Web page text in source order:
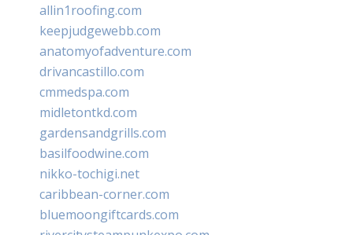
allin1roofing.com
keepjudgewebb.com
anatomyofadventure.com
drivancastillo.com
cmmedspa.com
midletontkd.com
gardensandgrills.com
basilfoodwine.com
nikko-tochigi.net
caribbean-corner.com
bluemoongiftcards.com